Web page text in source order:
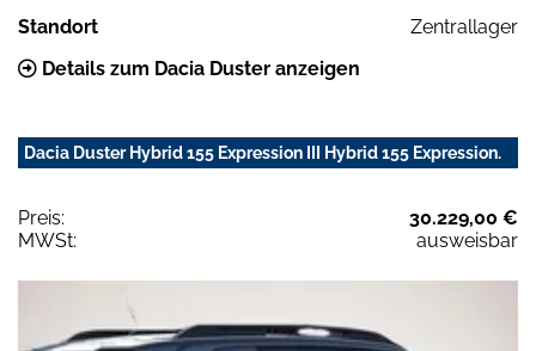
Standort
Zentrallager
Details zum Dacia Duster anzeigen
Dacia Duster Hybrid 155 Expression III Hybrid 155 Expression.
Preis:
30.229,00 €
MWSt:
ausweisbar